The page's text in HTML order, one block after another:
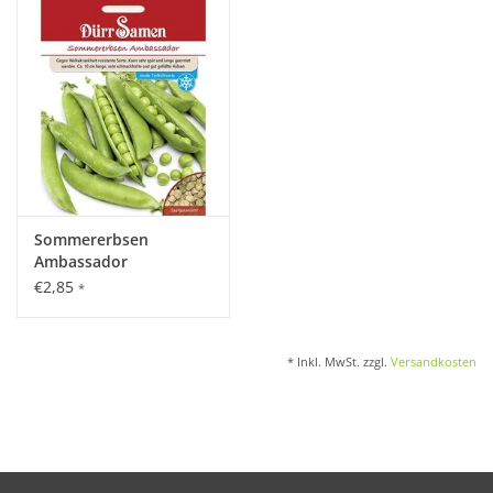
Katalog
Sommererbsen
Ambassador
€2,85 *
* Inkl. MwSt. zzgl. Versandkosten